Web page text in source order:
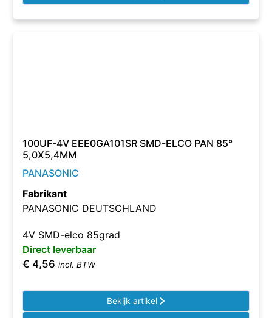
100UF-4V EEE0GA101SR SMD-ELCO PAN 85°
5,0X5,4MM
PANASONIC
Fabrikant
PANASONIC DEUTSCHLAND
4V SMD-elco 85grad
Direct leverbaar
€ 4,56 incl. BTW
Bekijk artikel